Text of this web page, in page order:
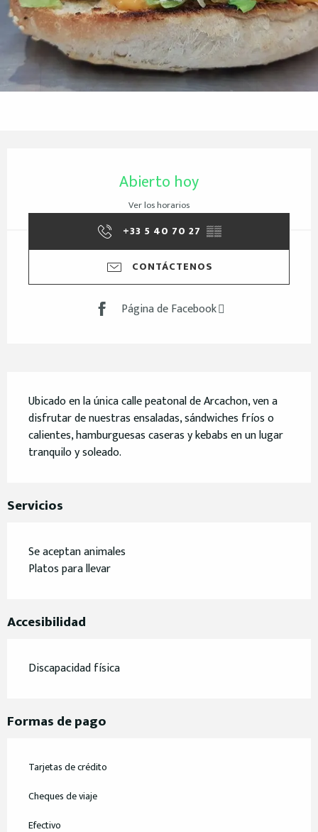
Abierto hoy
Ver los horarios
+33 5 40 70 27 ▒▒
CONTÁCTENOS
Página de Facebook
Ubicado en la única calle peatonal de Arcachon, ven a
disfrutar de nuestras ensaladas, sándwiches fríos o
calientes, hamburguesas caseras y kebabs en un lugar
tranquilo y soleado.
Servicios
Se aceptan animales
Platos para llevar
Accesibilidad
Discapacidad física
Formas de pago
Tarjetas de crédito
Cheques de viaje
Efectivo